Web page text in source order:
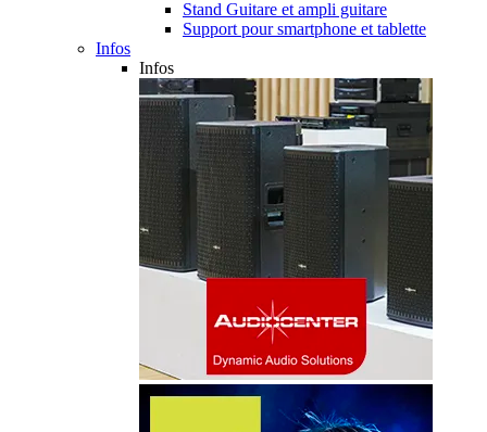
Stand Guitare et ampli guitare
Support pour smartphone et tablette
Infos
Infos